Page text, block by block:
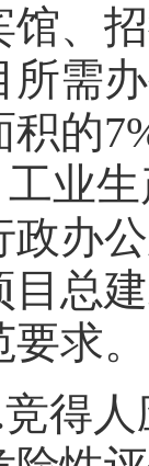
馆、
所需
积的
工业
政办
目总
求。
人应